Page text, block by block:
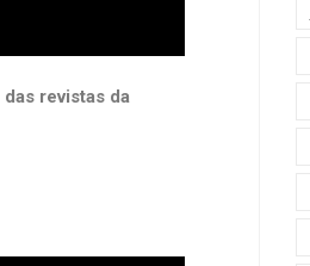
das revistas da